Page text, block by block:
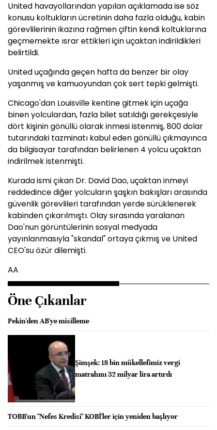
United havayollarından yapılan açıklamada ise söz
konusu koltukların ücretinin daha fazla olduğu, kabin
görevlilerinin ikazına rağmen çiftin kendi koltuklarına
geçmemekte ısrar ettikleri için uçaktan indirildikleri
belirtildi.
United uçağında geçen hafta da benzer bir olay
yaşanmış ve kamuoyundan çok sert tepki gelmişti.
Chicago'dan Louisville kentine gitmek için uçağa
binen yolculardan, fazla bilet satıldığı gerekçesiyle
dört kişinin gönüllü olarak inmesi istenmiş, 800 dolar
tutarındaki tazminatı kabul eden gönüllü çıkmayınca
da bilgisayar tarafından belirlenen 4 yolcu uçaktan
indirilmek istenmişti.
Kurada ismi çıkan Dr. David Dao, uçaktan inmeyi
reddedince diğer yolcuların şaşkın bakışları arasında
güvenlik görevlileri tarafından yerde sürüklenerek
kabinden çıkarılmıştı. Olay sırasında yaralanan
Dao'nun görüntülerinin sosyal medyada
yayınlanmasıyla "skandal" ortaya çıkmış ve United
CEO'su özür dilemişti.
AA
Öne Çıkanlar
Pekin'den AB'ye misilleme
Şimşek: 18 bin mükellefimiz vergi
matrahını 32 milyar lira artırdı
TOBB'un "Nefes Kredisi" KOBİ'ler için yeniden başlıyor